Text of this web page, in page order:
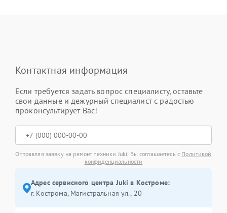
Контактная информация
Если требуется задать вопрос специалисту, оставьте
свои данные и дежурный специалист с радостью
проконсультирует Вас!
Отправляя заявку на ремонт техники Juki, Вы соглашаетесь с Политикой
конфиденциальности
Адрес сервисного центра Juki в Костроме:
г. Кострома, Магистральная ул., 20